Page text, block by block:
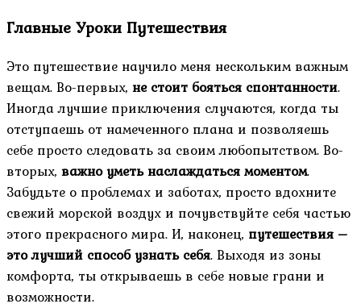
Главные Уроки Путешествия
Это путешествие научило меня нескольким важным
вещам. Во-первых, не стоит бояться спонтанности.
Иногда лучшие приключения случаются, когда ты
отступаешь от намеченного плана и позволяешь
себе просто следовать за своим любопытством. Во-
вторых, важно уметь наслаждаться моментом.
Забудьте о проблемах и заботах, просто вдохните
свежий морской воздух и почувствуйте себя частью
этого прекрасного мира. И, наконец, путешествия –
это лучший способ узнать себя. Выходя из зоны
комфорта, ты открываешь в себе новые грани и
возможности.